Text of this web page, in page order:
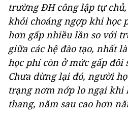
trường ĐH công lập tự
khỏi choáng ngợp khi học
hơn gấp nhiều lần so với
giữa các hệ đào tạo, nhất
học phí còn ở mức gấp đôi
Chưa dừng lại đó, người
trạng nơm nớp lo ngại khi
thang, năm sau cao hơn